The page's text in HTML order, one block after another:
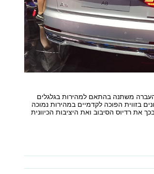
משתנה בהתאם למהירות בגלגלים
בזווית הפוכה לקדמיים במהירות נמוכה
את רדיוס הסיבוב ואת היציבות הכיוונית